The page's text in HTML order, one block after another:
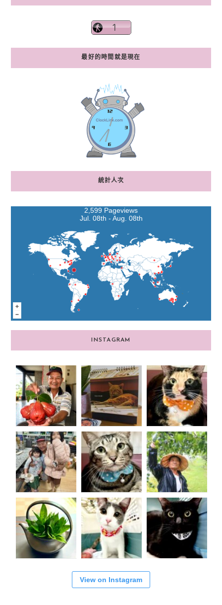
最好的時間就是現在
統計人次
2,599 Pageviews
Jul. 08th - Aug. 08th
INSTAGRAM
View on Instagram